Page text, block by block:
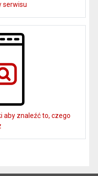
serwisu
aby znaleźć to, czego